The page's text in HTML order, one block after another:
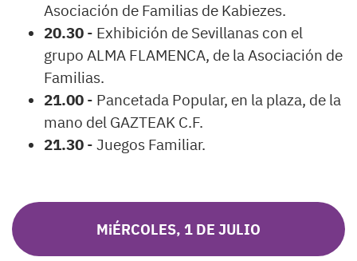
Asociación de Familias de Kabiezes.
20.30 - Exhibición de Sevillanas con el
grupo ALMA FLAMENCA, de la Asociación de
Familias.
21.00 - Pancetada Popular, en la plaza, de la
mano del GAZTEAK C.F.
21.30 - Juegos Familiar.
MiÉRCOLES, 1 DE JULIO